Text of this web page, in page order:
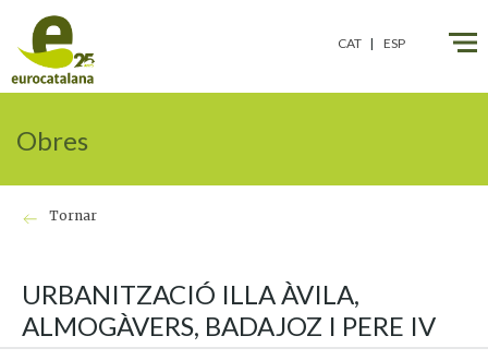
Obres
Tornar
URBANITZACIÓ ILLA ÀVILA,
ALMOGÀVERS, BADAJOZ I PERE IV
CAT ESP